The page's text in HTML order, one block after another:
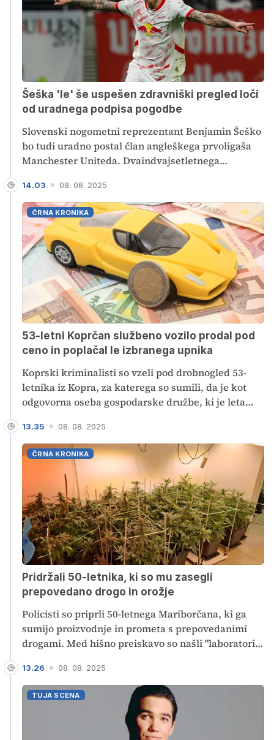
izteka tudi desetdnevni rok za dosego premirja v
Ukrajini, ki ga je Trump dal Putinu.
Šeška 'le' še uspešen zdravniški pregled loči
od uradnega podpisa pogodbe
Slovenski nogometni reprezentant Benjamin Šeško
bo tudi uradno postal član angleškega prvoligaša
Manchester Uniteda. Dvaindvajsetletnega
podpis pogodbe, ki ga bo s klubom z Old Trafforda
vezala do leta 2030.
ČRNA KRONIKA
14.03 08. 08. 2025
53-letni Koprčan službeno vozilo prodal pod
ceno in poplačal le izbranega upnika
Koprski kriminalisti so vzeli pod drobnogled 53-
letnika iz Kopra, za katerega so sumili, da je kot
odgovorna oseba gospodarske družbe, ki je leta
so, da je službeno vozilo občutno pod ceno prodal
povezani družbi, s kupnino pa preko kompenzacije
poplačal le izbranega upnika. Gospodarsko družbo
je nato izbrisal iz registra in ostale upnike pustil
praznih rok. Grozi mu do pet let zapora.
ČRNA KRONIKA
13.35 08. 08. 2025
Pridržali 50-letnika, ki so mu zasegli
prepovedano drogo in orožje
Policisti so priprli 50-letnega Mariborčana, ki ga
sumijo proizvodnje in prometa s prepovedanimi
drogami. Med hišno preiskavo so našli "laboratorij"
58 sadik ter avtomatsko puško, naboje in dva kosa
eksplozivnih sredstev. Zoper moškega bodo podali
kazensko ovadbo.
TUJA SCENA
13.26 08. 08. 2025